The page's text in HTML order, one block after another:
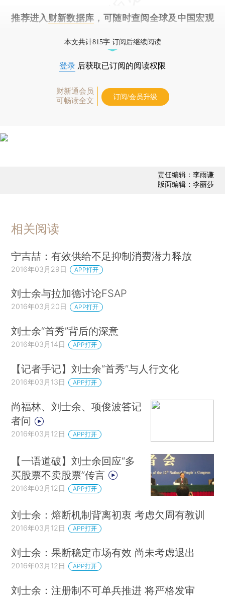
推荐进入 财新数据库 ，可随时查阅全球及中国宏观
本文共计815字 订阅后继续阅读
登录 后获取已订阅的阅读权限
财新通会员
可畅读全文
订阅/会员升级
责任编辑：李雨谦
版面编辑：李丽莎
相关阅读
宁吉喆：有效供给不足抑制消费潜力释放
2016年03月29日 APP打开
刘士余与拉加德讨论FSAP
2016年03月20日 APP打开
刘士余“首秀”背后的深意
2016年03月14日 APP打开
【记者手记】刘士余“首秀”与人行文化
2016年03月13日 APP打开
尚福林、刘士余、项俊波答记
者问
2016年03月12日 APP打开
【一语道破】刘士余回应“多
买股票不卖股票”传言
2016年03月12日 APP打开
刘士余：熔断机制背离初衷 考虑欠周有教训
2016年03月12日 APP打开
刘士余：果断稳定市场有效 尚未考虑退出
2016年03月12日 APP打开
刘士余：注册制不可单兵推进 将严格发审